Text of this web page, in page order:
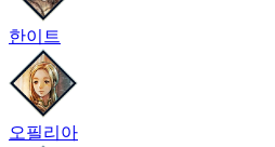
한이트
오필리아